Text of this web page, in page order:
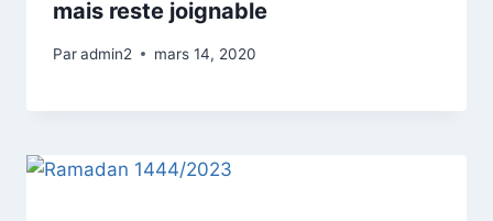
mais reste joignable
Paradmin2 mars 14, 2020